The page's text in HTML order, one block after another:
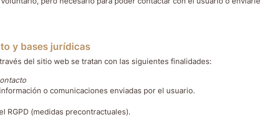
y bases jurídicas
del sitio web se tratan con las siguientes finalidades:
o comunicaciones enviadas por el usuario.
RGPD (medidas precontractuales).